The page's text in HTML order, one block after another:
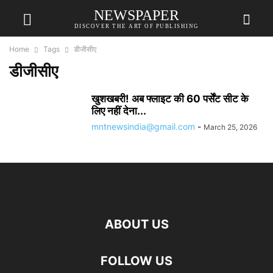
NEWSPAPER
DISCOVER THE ART OF PUBLISHING
Home Tags डीजीसीए
डीजीसीए
खुशखबरी! अब फ्लाइट की 60 पर्सेंट सीट के
लिए नहीं देना...
mntnewsindia@gmail.com - March 25, 2026
ABOUT US
FOLLOW US